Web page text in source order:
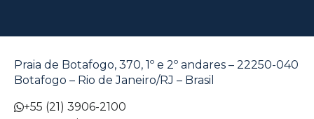
Praia de Botafogo, 370, 1º e 2º andares – 22250-040
Botafogo – Rio de Janeiro/RJ – Brasil
+55 (21) 3906-2100